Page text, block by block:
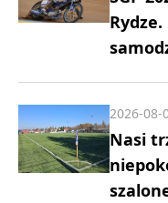
Nasi
2026-08-